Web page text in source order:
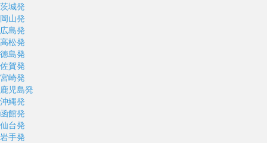
茨城発
岡山発
広島発
高松発
徳島発
佐賀発
宮崎発
鹿児島発
沖縄発
函館発
仙台発
岩手発